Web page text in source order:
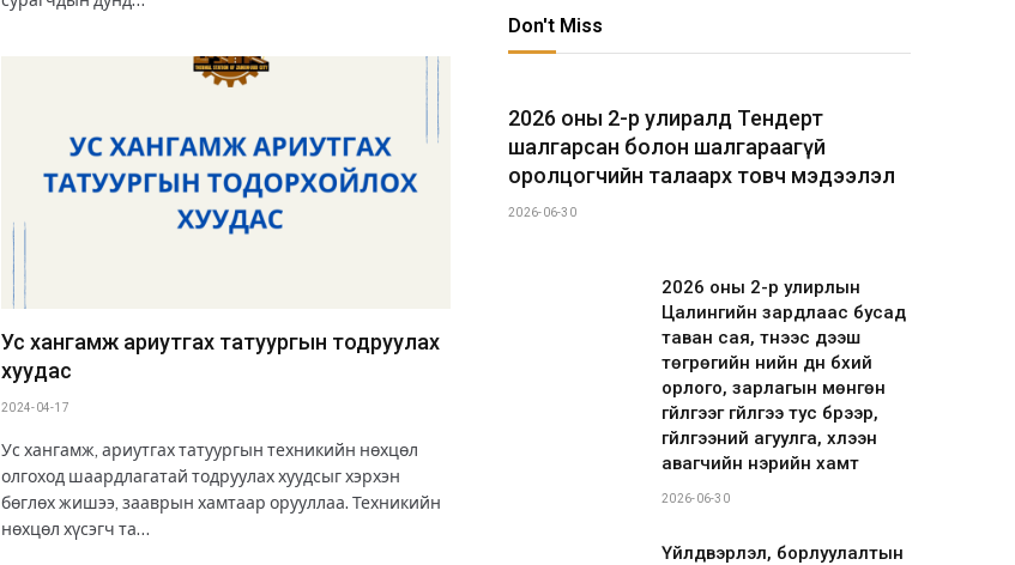
Ус хангамж ариутгах татуургын тодруулах
хуудас
2024-04-17
Ус хангамж, ариутгах татуургын техникийн нөхцөл
олгоход шаардлагатай тодруулах хуудсыг хэрхэн
бөглөх жишээ, зааврын хамтаар орууллаа. Техникийн
нөхцөл хүсэгч та…
Don't Miss
2026 оны 2-р улиралд Тендерт
шалгарсан болон шалгараагүй
оролцогчийн талаарх товч мэдээлэл
2026-06-30
2026 оны 2-р улирлын
Цалингийн зардлаас бусад
таван сая, түүнээс дээш
төгрөгийн үнийн дүн бүхий
орлого, зарлагын мөнгөн
гүйлгээг гүйлгээ тус бүрээр,
гүйлгээний агуулга, хүлээн
авагчийн нэрийн хамт
2026-06-30
Үйлдвэрлэл, борлуулалтын